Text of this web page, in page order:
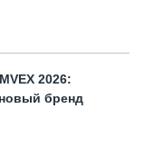
2026:
бренд